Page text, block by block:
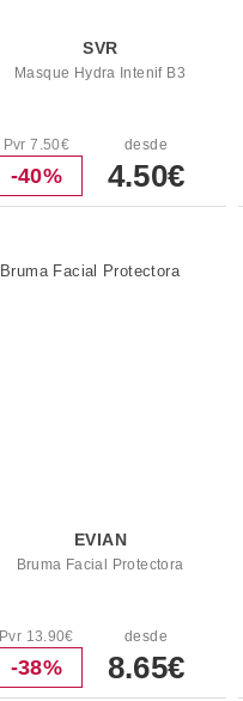
SVR
Masque Hydra Intenif B3
Pvr 7.50€
-40%
desde
4.50€
EVIAN
Bruma Facial Protectora
Pvr 13.90€
-38%
desde
8.65€